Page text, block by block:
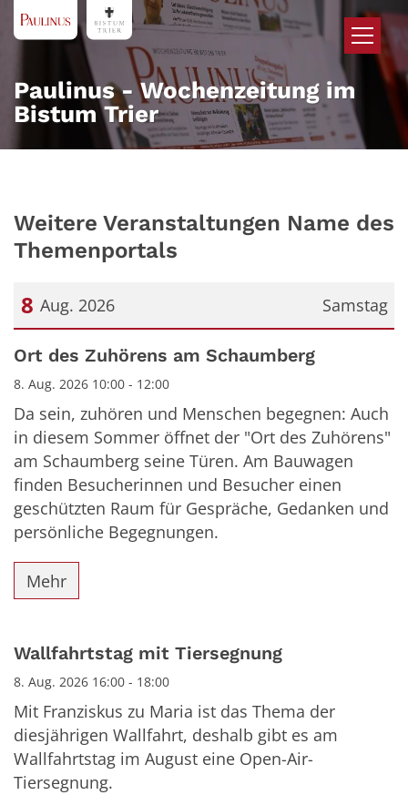
Zum Inhalt springen
Paulinus - Wochenzeitung im
Bistum Trier
Weitere Veranstaltungen Name des
Themenportals
Samstag
8 Aug. 2026
Datum: 8. August 2026
Ort des Zuhörens am Schaumberg
8. Aug. 2026 10:00 - 12:00
Da sein, zuhören und Menschen begegnen: Auch
in diesem Sommer öffnet der "Ort des Zuhörens"
am Schaumberg seine Türen. Am Bauwagen
finden Besucherinnen und Besucher einen
geschützten Raum für Gespräche, Gedanken und
persönliche Begegnungen.
Mehr
Wallfahrtstag mit Tiersegnung
8. Aug. 2026 16:00 - 18:00
Mit Franziskus zu Maria ist das Thema der
diesjährigen Wallfahrt, deshalb gibt es am
Wallfahrtstag im August eine Open-Air-
Tiersegnung.